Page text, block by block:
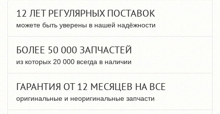
12 ЛЕТ РЕГУЛЯРНЫХ ПОСТАВОК
можете быть уверены в нашей надёжности
БОЛЕЕ 50 000 ЗАПЧАСТЕЙ
из которых 20 000 всегда в наличии
ГАРАНТИЯ ОТ 12 МЕСЯЦЕВ НА ВСЕ
оригинальные и неоригинальные запчасти